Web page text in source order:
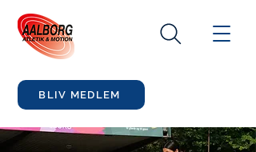
BLIV MEDLEM